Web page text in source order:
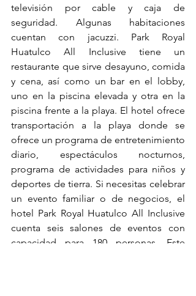
televisión por cable y caja de
seguridad. Algunas habitaciones
cuentan con jacuzzi. Park Royal
Huatulco All Inclusive tiene un
restaurante que sirve desayuno, comida
y cena, así como un bar en el lobby,
uno en la piscina elevada y otra en la
piscina frente a la playa. El hotel ofrece
transportación a la playa donde se
ofrece un programa de entretenimiento
diario, espectáculos nocturnos,
programa de actividades para niños y
deportes de tierra. Si necesitas celebrar
un evento familiar o de negocios, el
hotel Park Royal Huatulco All Inclusive
cuenta seis salones de eventos con
capacidad para 180 personas. Este